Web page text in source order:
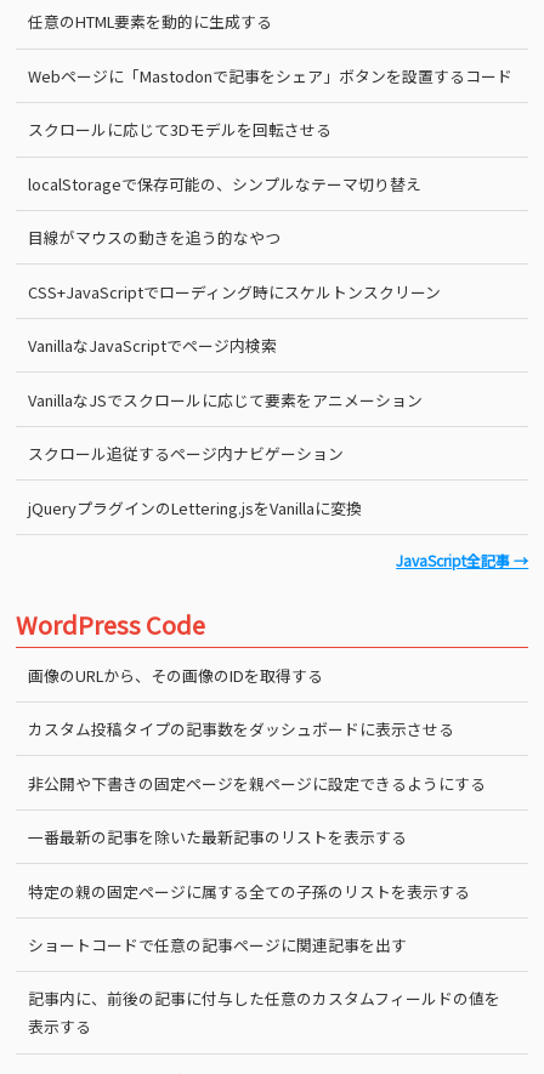
任意のHTML要素を動的に生成する
Webページに「Mastodonで記事をシェア」ボタンを設置するコード
スクロールに応じて3Dモデルを回転させる
localStorageで保存可能の、シンプルなテーマ切り替え
目線がマウスの動きを追う的なやつ
CSS+JavaScriptでローディング時にスケルトンスクリーン
VanillaなJavaScriptでページ内検索
VanillaなJSでスクロールに応じて要素をアニメーション
スクロール追従するページ内ナビゲーション
jQueryプラグインのLettering.jsをVanillaに変換
JavaScript全記事 →
WordPress Code
画像のURLから、その画像のIDを取得する
カスタム投稿タイプの記事数をダッシュボードに表示させる
非公開や下書きの固定ページを親ページに設定できるようにする
一番最新の記事を除いた最新記事のリストを表示する
特定の親の固定ページに属する全ての子孫のリストを表示する
ショートコードで任意の記事ページに関連記事を出す
記事内に、前後の記事に付与した任意のカスタムフィールドの値を
表示する